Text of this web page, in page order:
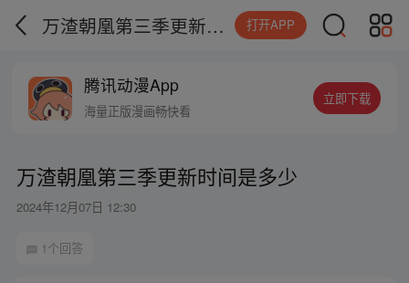
万渣朝凰第三季更新时间是多少 打开APP
腾讯动漫App
海量正版漫画畅快看
立即下载
万渣朝凰第三季更新时间是多少
2024年12月07日 12:30
1个回答